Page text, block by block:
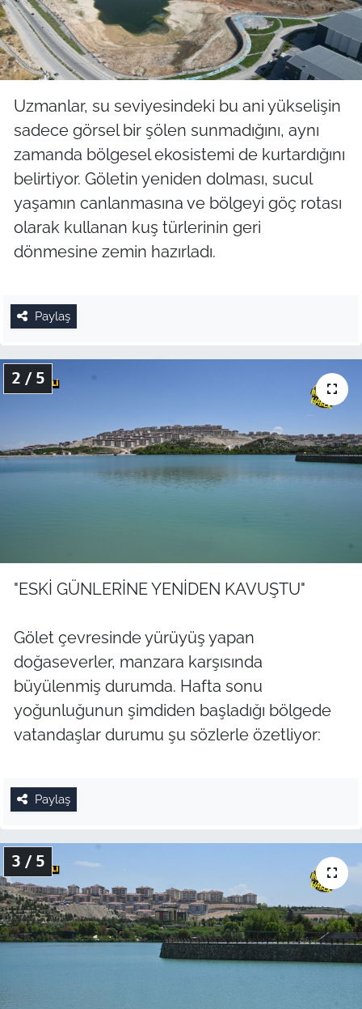
Uzmanlar, su seviyesindeki bu ani yükselişin
sadece görsel bir şölen sunmadığını, aynı
zamanda bölgesel ekosistemi de kurtardığını
belirtiyor. Göletin yeniden dolması, sucul
yaşamın canlanmasına ve bölgeyi göç rotası
olarak kullanan kuş türlerinin geri
dönmesine zemin hazırladı.
Paylaş
2 / 5
"ESKİ GÜNLERİNE YENİDEN KAVUŞTU"
Gölet çevresinde yürüyüş yapan
doğaseverler, manzara karşısında
büyülenmiş durumda. Hafta sonu
yoğunluğunun şimdiden başladığı bölgede
vatandaşlar durumu şu sözlerle özetliyor:
Paylaş
3 / 5